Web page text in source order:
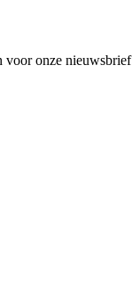
voor onze nieuwsbrief